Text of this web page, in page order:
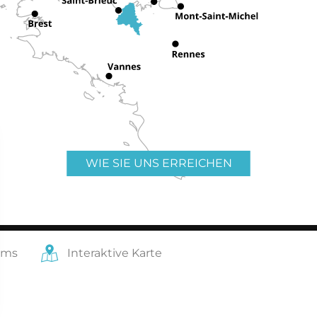
WIE SIE UNS ERREICHEN
Interaktive Karte